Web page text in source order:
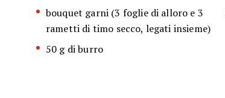
bouquet garni (3 foglie di alloro e 3
rametti di timo secco, legati insieme)
50 g di burro